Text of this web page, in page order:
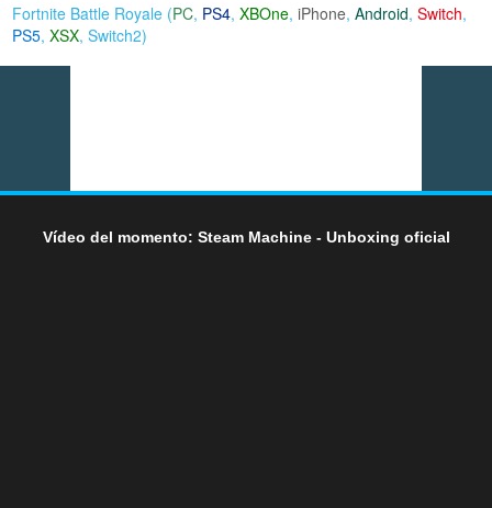
Fortnite Battle Royale (PC, PS4,XBOne,iPhone,Android,Switch,
PS5,XSX,Switch2)
Vídeo del momento: Steam Machine - Unboxing oficial